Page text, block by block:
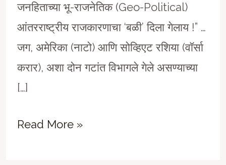
जनहिताच्या भू-राजनेतिक (Geo-Political)
आंतरराष्ट्रीय राजकारणाचा ‘बळी’ दिला गेलाय !” …
जग, अमेरिका (नाटो) आणि सोव्हिएट रशिया (वॉर्सा
करार), अशा दोन गटांत विभागले गेले असण्याच्या
[…]
Sinister
Read More »